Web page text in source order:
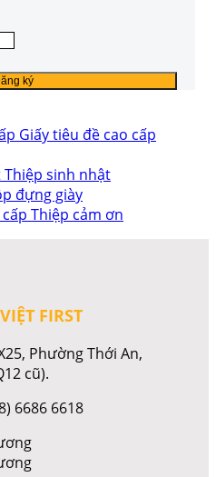
Giấy tiêu đề cao cấp
Thiệp sinh nhật
đựng giày
Thiệp cảm ơn
FIRST
Phường Thới An,
cũ).
6686 6618